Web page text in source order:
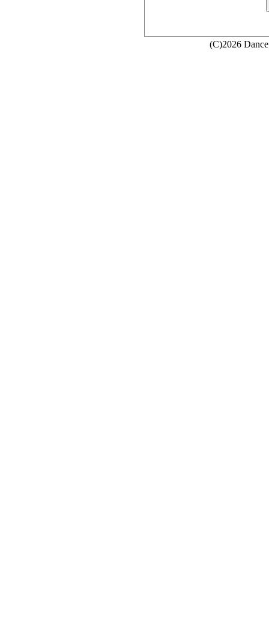
(C)2026